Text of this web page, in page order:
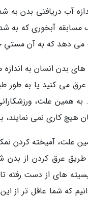
آب دریافتی بدن به
مسابقه آبخوری که به
دهد که به آن مستیِ
بدن انسان به اندازه
می کنید یا به طور
به همین علت،
هیچ کاری نمی نمایند،
علت، آمیخته کردن
طریق عرق کردن از بدن
های از دست رفته
که شما عاقل تر از